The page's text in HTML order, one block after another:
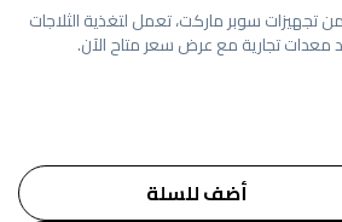
تجهيزات سوبر ماركت، تعمل لتغذية الثلاجات
معدات تجارية مع عرض سعر متاح الآن.
أضف للسلة